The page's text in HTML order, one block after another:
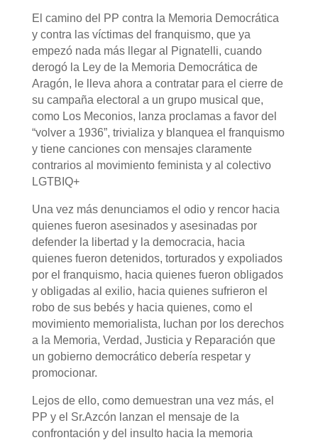
El camino del PP contra la Memoria Democrática
y contra las víctimas del franquismo, que ya
empezó nada más llegar al Pignatelli, cuando
derogó la Ley de la Memoria Democrática de
Aragón, le lleva ahora a contratar para el cierre de
su campaña electoral a un grupo musical que,
como Los Meconios, lanza proclamas a favor del
“volver a 1936”, trivializa y blanquea el franquismo
y tiene canciones con mensajes claramente
contrarios al movimiento feminista y al colectivo
LGTBIQ+
Una vez más denunciamos el odio y rencor hacia
quienes fueron asesinados y asesinadas por
defender la libertad y la democracia, hacia
quienes fueron detenidos, torturados y expoliados
por el franquismo, hacia quienes fueron obligados
y obligadas al exilio, hacia quienes sufrieron el
robo de sus bebés y hacia quienes, como el
movimiento memorialista, luchan por los derechos
a la Memoria, Verdad, Justicia y Reparación que
un gobierno democrático debería respetar y
promocionar.
Lejos de ello, como demuestran una vez más, el
PP y el Sr.Azcón lanzan el mensaje de la
confrontación y del insulto hacia la memoria